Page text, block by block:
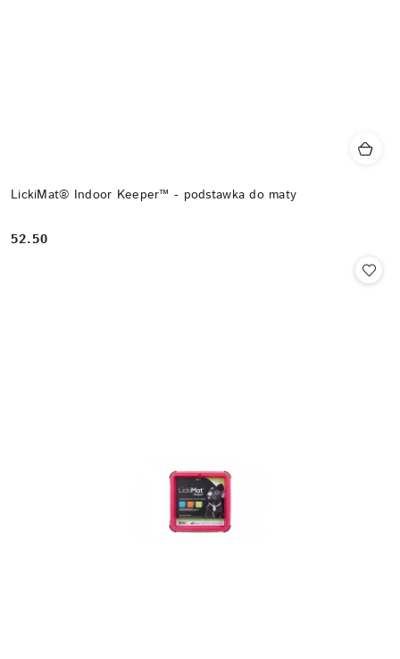
LickiMat® Indoor Keeper™ - podstawka do maty
Cena:
52.50